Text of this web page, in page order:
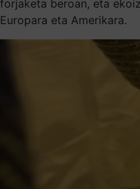
forjaketa beroan, eta
Europara eta Amerikara.